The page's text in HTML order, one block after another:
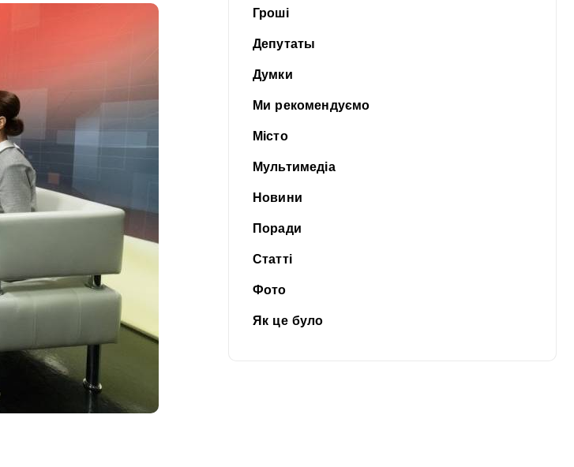
Гроші
Депутаты
Думки
Ми рекомендуємо
Місто
Мультимедіа
Новини
Поради
Статті
Фото
Як це було